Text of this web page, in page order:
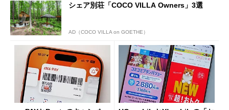
シェア別荘「COCO VILLA Owners」3選
AD（COCO VILLA on GOETHE）